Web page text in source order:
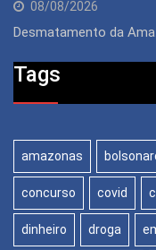
08/08/2026
Desmatamento da
Tags
amazonas
concurso covid
dinheiro droga